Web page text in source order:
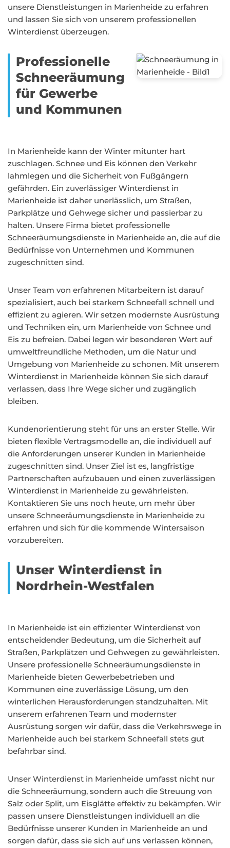
unsere Dienstleistungen in Marienheide zu erfahren
und lassen Sie sich von unserem professionellen
Winterdienst überzeugen.
Professionelle
Schneeräumung
für Gewerbe
und Kommunen
In Marienheide kann der Winter mitunter hart
zuschlagen. Schnee und Eis können den Verkehr
lahmlegen und die Sicherheit von Fußgängern
gefährden. Ein zuverlässiger Winterdienst in
Marienheide ist daher unerlässlich, um Straßen,
Parkplätze und Gehwege sicher und passierbar zu
halten. Unsere Firma bietet professionelle
Schneeräumungsdienste in Marienheide an, die auf die
Bedürfnisse von Unternehmen und Kommunen
zugeschnitten sind.
Unser Team von erfahrenen Mitarbeitern ist darauf
spezialisiert, auch bei starkem Schneefall schnell und
effizient zu agieren. Wir setzen modernste Ausrüstung
und Techniken ein, um Marienheide von Schnee und
Eis zu befreien. Dabei legen wir besonderen Wert auf
umweltfreundliche Methoden, um die Natur und
Umgebung von Marienheide zu schonen. Mit unserem
Winterdienst in Marienheide können Sie sich darauf
verlassen, dass Ihre Wege sicher und zugänglich
bleiben.
Kundenorientierung steht für uns an erster Stelle. Wir
bieten flexible Vertragsmodelle an, die individuell auf
die Anforderungen unserer Kunden in Marienheide
zugeschnitten sind. Unser Ziel ist es, langfristige
Partnerschaften aufzubauen und einen zuverlässigen
Winterdienst in Marienheide zu gewährleisten.
Kontaktieren Sie uns noch heute, um mehr über
unsere Schneeräumungsdienste in Marienheide zu
erfahren und sich für die kommende Wintersaison
vorzubereiten.
Unser Winterdienst in
Nordrhein-Westfalen
In Marienheide ist ein effizienter Winterdienst von
entscheidender Bedeutung, um die Sicherheit auf
Straßen, Parkplätzen und Gehwegen zu gewährleisten.
Unsere professionelle Schneeräumungsdienste in
Marienheide bieten Gewerbebetrieben und
Kommunen eine zuverlässige Lösung, um den
winterlichen Herausforderungen standzuhalten. Mit
unserem erfahrenen Team und modernster
Ausrüstung sorgen wir dafür, dass die Verkehrswege in
Marienheide auch bei starkem Schneefall stets gut
befahrbar sind.
Unser Winterdienst in Marienheide umfasst nicht nur
die Schneeräumung, sondern auch die Streuung von
Salz oder Split, um Eisglätte effektiv zu bekämpfen. Wir
passen unsere Dienstleistungen individuell an die
Bedürfnisse unserer Kunden in Marienheide an und
sorgen dafür, dass sie sich auf uns verlassen können,